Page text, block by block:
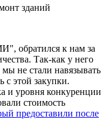
зданий
обратился к нам за
Так-как у него
не стали навязывать
с этой закупки.
и уровня конкуренции
стоимость
предоставили после